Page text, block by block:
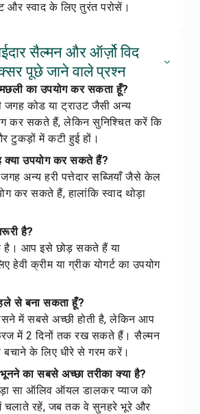
और स्वाद के लिए तुरंत परोसें।
सैल्मन और ऑर्ज़ो विद
पूछे जाने वाले प्रश्न
का उपयोग कर सकता हूँ?
कोड या ट्राउट जैसी अन्य
कर सकते हैं, लेकिन सुनिश्चित करें कि
टुकड़ों में कटी हुई हों।
क्या उपयोग कर सकते हैं?
अन्य हरी पत्तेदार सब्जियाँ जैसे केल
कर सकते हैं, हालांकि स्वाद थोड़ा
है?
है। आप इसे छोड़ सकते हैं या
हेवी क्रीम या ग्रीक योगर्ट का उपयोग
से बना सकता हूँ?
में सबसे अच्छी होती है, लेकिन आप
में 2 दिनों तक रख सकते हैं। सैल्मन
बचाने के लिए धीरे से गरम करें।
का सबसे अच्छा तरीका क्या है?
सा ऑलिव ऑयल डालकर प्याज को
चलाते रहें, जब तक वे सुनहरे भूरे और